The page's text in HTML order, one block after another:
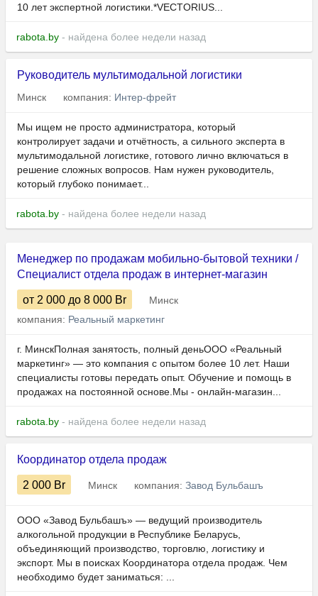
10 лет экспертной логистики.*VECTORIUS...
rabota.by - найдена более недели назад
Руководитель мультимодальной логистики
Минск компания: Интер-фрейт
Мы ищем не просто администратора, который
контролирует задачи и отчётность, а сильного эксперта в
мультимодальной логистике, готового лично включаться в
решение сложных вопросов. Нам нужен руководитель,
который глубоко понимает...
rabota.by - найдена более недели назад
Менеджер по продажам мобильно-бытовой техники /
Специалист отдела продаж в интернет-магазин
от 2 000 до 8 000 Br
Минск
компания: Реальный маркетинг
г. МинскПолная занятость, полный деньООО «Реальный
маркетинг» — это компания с опытом более 10 лет. Наши
специалисты готовы передать опыт. Обучение и помощь в
продажах на постоянной основе.Мы - онлайн-магазин...
rabota.by - найдена более недели назад
Координатор отдела продаж
2 000 Br Минск компания: Завод Бульбашъ
ООО «Завод Бульбашъ» — ведущий производитель
алкогольной продукции в Республике Беларусь,
объединяющий производство, торговлю, логистику и
экспорт. Мы в поисках Координатора отдела продаж. Чем
необходимо будет заниматься: ...